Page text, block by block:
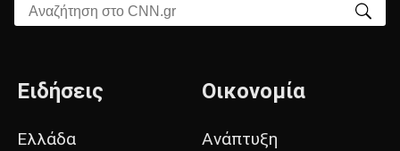
Αναζήτηση στο CNN.gr
Ειδήσεις
Ελλάδα
Οικονομία
Ανάπτυξη